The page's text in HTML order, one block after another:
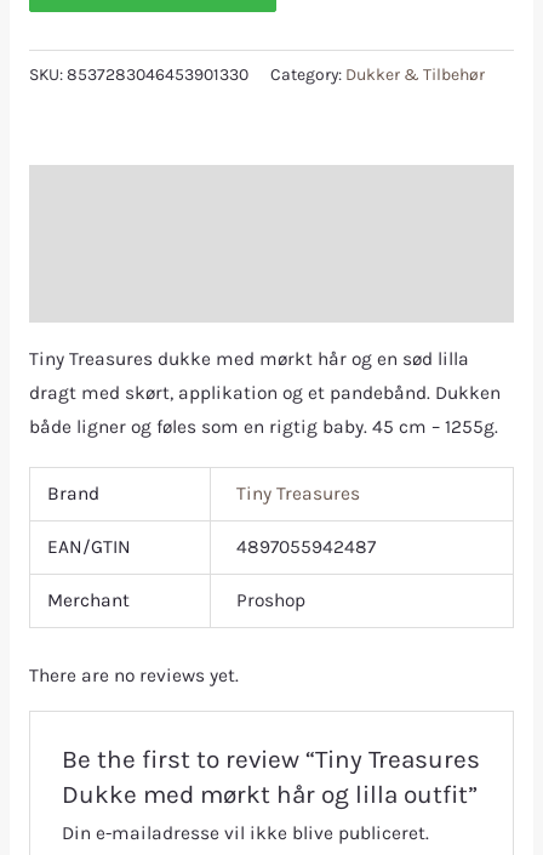
SKU:8537283046453901330 Category: Dukker & Tilbehør
Tiny Treasures dukke med mørkt hår og en sød lilla
dragt med skørt, applikation og et pandebånd. Dukken
både ligner og føles som en rigtig baby. 45 cm – 1255g.
Brand Tiny Treasures
EAN/GTIN 4897055942487
Merchant Proshop
There are no reviews yet.
Be the first to review “Tiny Treasures
Dukke med mørkt hår og lilla outfit”
Din e-mailadresse vil ikke blive publiceret.